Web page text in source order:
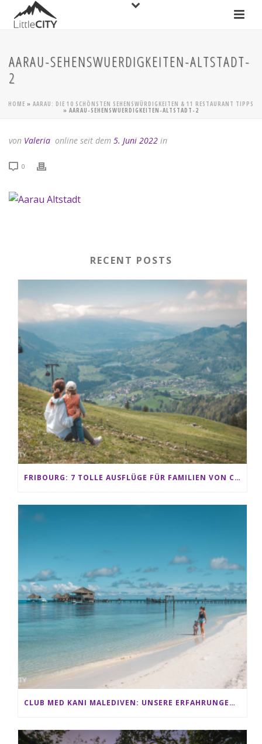
AARAU-SEHENSWUERDIGKEITEN-ALTSTADT-
2
HOME » AARAU: DIE 10 SCHÖNSTEN SEHENSWÜRDIGKEITEN & 11 RESTAURANT TIPPS
» AARAU-SEHENSWUERDIGKEITEN-ALTSTADT-2
von Valeria online seit dem 5. Juni 2022 in
0
RECENT POSTS
FRIBOURG: 7 TOLLE AUSFLÜGE FÜR FAMILIEN VON CHARMEY BIS LES PACCOTS
CLUB MED KANI MALEDIVEN: UNSERE ERFAHRUNGEN IM ALL-INCLUSIVE PARADIES